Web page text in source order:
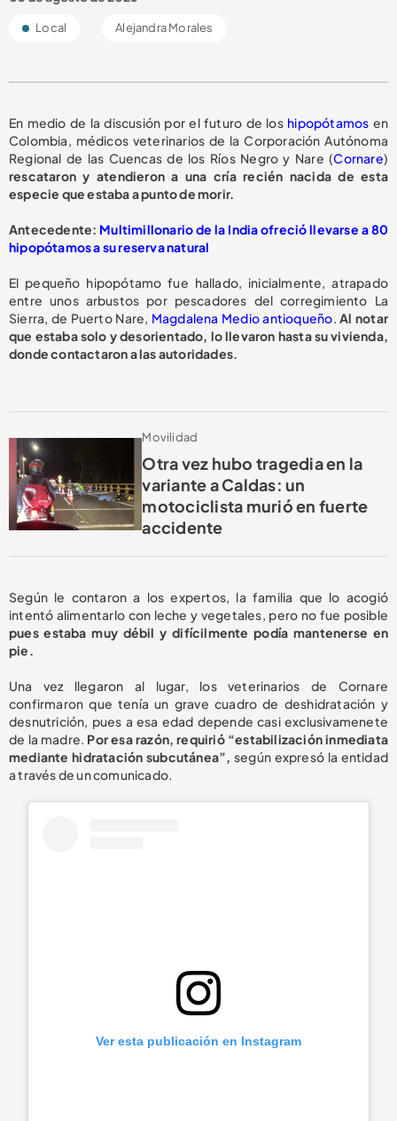
Local Alejandra Morales
En medio de la discusión por el futuro de los hipopótamos en
Colombia, médicos veterinarios de la Corporación Autónoma
Regional de las Cuencas de los Ríos Negro y Nare (Cornare)
rescataron y atendieron a una cría recién nacida de esta
especie que estaba a punto de morir.
Antecedente: Multimillonario de la India ofreció llevarse a 80
hipopótamos a su reserva natural
El pequeño hipopótamo fue hallado, inicialmente, atrapado
entre unos arbustos por pescadores del corregimiento La
Sierra, de Puerto Nare, Magdalena Medio antioqueño.Al notar
que estaba solo y desorientado, lo llevaron hasta su vivienda,
donde contactaron a las autoridades.
Movilidad
Otra vez hubo tragedia en la
variante a Caldas: un
motociclista murió en fuerte
accidente
Según le contaron a los expertos, la familia que lo acogió
intentó alimentarlo con leche y vegetales, pero no fue posible
pues estaba muy débil y difícilmente podía mantenerse en
pie.
Una vez llegaron al lugar, los veterinarios de Cornare
confirmaron que tenía un grave cuadro de deshidratación y
desnutrición, pues a esa edad depende casi exclusivamenete
de la madre. Por esa razón, requirió “estabilización inmediata
mediante hidratación subcutánea”, según expresó la entidad
a través de un comunicado.
Ver esta publicación en Instagram